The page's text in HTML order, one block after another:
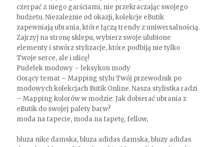
czerpać z niego garściami, nie przekraczając swojego
budżetu. Niezależnie od okazji, kolekcje eButik
zapewniają ubrania, które łączą trendy z uniwersalnością.
Zajrzyj na stronę sklepu, wybierz swoje ulubione
elementy i stwórz stylizacje, które podbiją nie tylko
Twoje serce, ale i ulicę!
Pudelek modowy – leksykon mody
Gorący temat – Mapping stylu Twój przewodnik po
modowych kolekcjach Butik Online. Nasza stylistka radzi
– Mapping kolorów w modzie: Jak dobierać ubrania z
eButik do swojej palety barw?
moda na tapecie, moda na tapetę, fellow,
bluza nike damska, bluza adidas damska, bluzy adidas